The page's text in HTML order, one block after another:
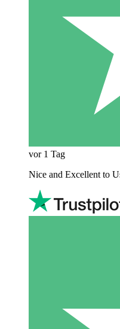
vor 1 Tag
Nice and Excellent to